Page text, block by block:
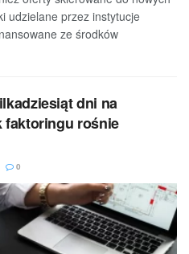
udzielane przez instytucje
ze środków
dni na
faktoringu rośnie
0